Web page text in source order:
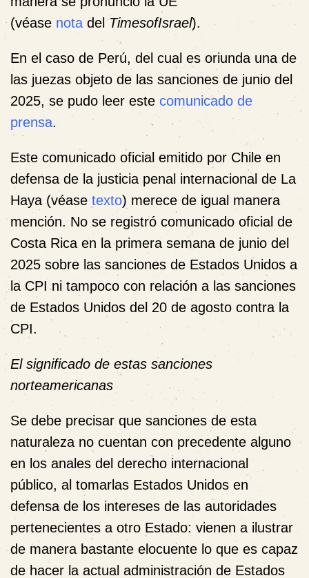
(véase nota del TimesofIsrael).
En el caso de Perú, del cual es oriunda una de
las juezas objeto de las sanciones de junio del
2025, se pudo leer este comunicado de
prensa.
Este comunicado oficial emitido por Chile en
defensa de la justicia penal internacional de La
Haya (véase texto) merece de igual manera
mención. No se registró comunicado oficial de
Costa Rica en la primera semana de junio del
2025 sobre las sanciones de Estados Unidos a
la CPI ni tampoco con relación a las sanciones
de Estados Unidos del 20 de agosto contra la
CPI.
El significado de estas sanciones
norteamericanas
Se debe precisar que sanciones de esta
naturaleza no cuentan con precedente alguno
en los anales del derecho internacional
público, al tomarlas Estados Unidos en
defensa de los intereses de las autoridades
pertenecientes a otro Estado: vienen a ilustrar
de manera bastante elocuente lo que es capaz
de hacer la actual administración de Estados